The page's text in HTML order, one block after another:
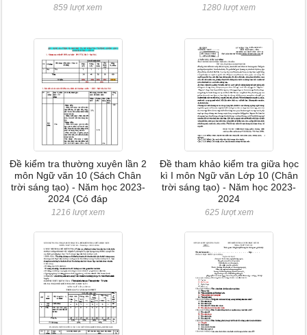
859 lượt xem 1280 lượt xem
Đề kiểm tra thường xuyên lần 2
môn Ngữ văn 10 (Sách Chân
trời sáng tạo) - Năm học 2023-
2024 (Có đáp
1216 lượt xem
Đề tham khảo kiểm tra giữa học
kì I môn Ngữ văn Lớp 10 (Chân
trời sáng tạo) - Năm học 2023-
2024
625 lượt xem